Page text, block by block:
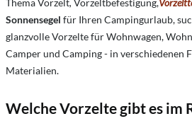
Thema Vorzelt, Vorzeltbefestigung,
Sonnensegel für Ihren Campingurlaub,
glanzvolle Vorzelte für Wohnwagen,
Camper und Camping - in verschiedenen
Materialien.
Welche Vorzelte gibt es im